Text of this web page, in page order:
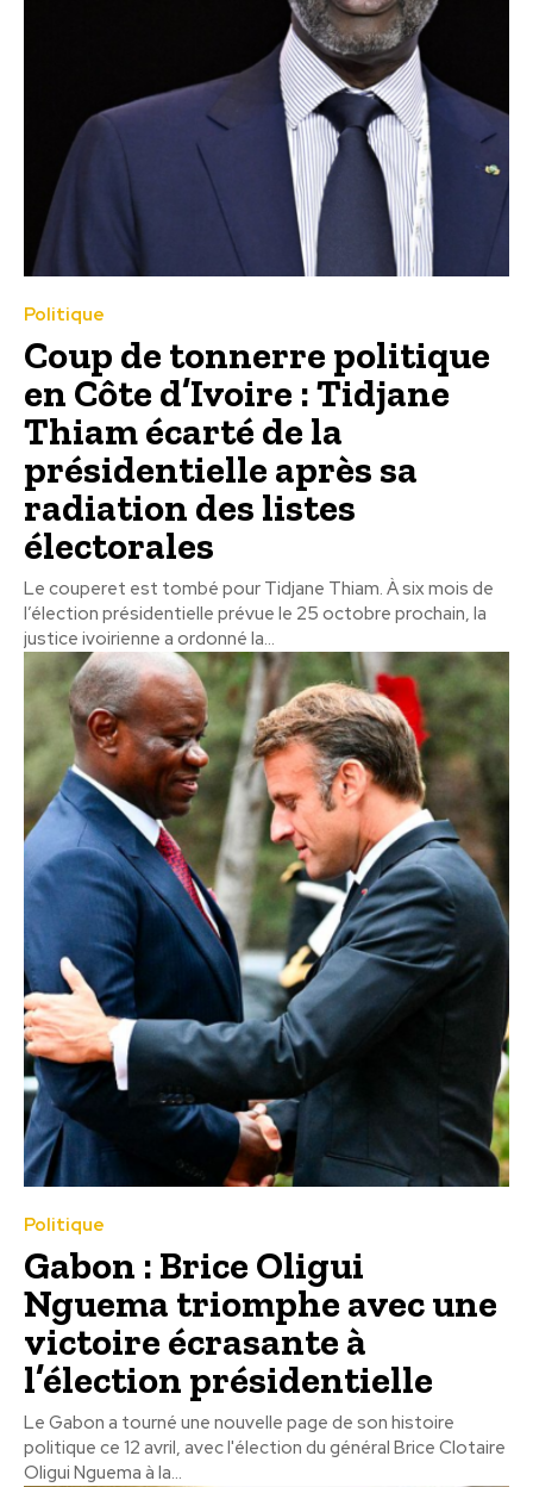
Politique
Coup de tonnerre politique
en Côte d’Ivoire : Tidjane
Thiam écarté de la
présidentielle après sa
radiation des listes
électorales
Le couperet est tombé pour Tidjane Thiam. À six mois de
l’élection présidentielle prévue le 25 octobre prochain, la
justice ivoirienne a ordonné la...
Politique
Gabon : Brice Oligui
Nguema triomphe avec une
victoire écrasante à
l’élection présidentielle
Le Gabon a tourné une nouvelle page de son histoire
politique ce 12 avril, avec l'élection du général Brice Clotaire
Oligui Nguema à la...